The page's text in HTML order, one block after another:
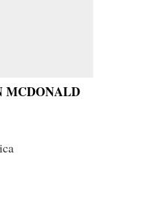
MCDONALD